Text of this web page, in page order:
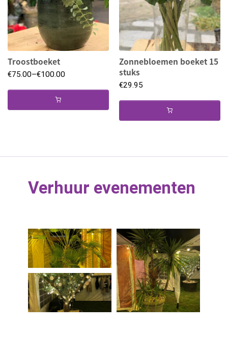
Troostboeket
€75.00–€100.00
Zonnebloemen boeket 15
stuks
€29.95
Verhuur evenementen